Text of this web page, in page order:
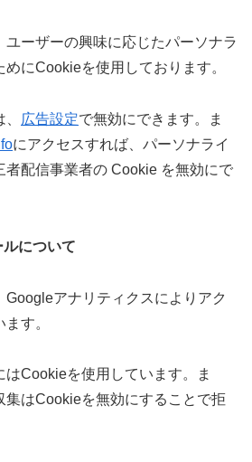
ーザーの興味に応じたパーソナラ
にCookieを使用しております。
広告設定で無効にできます。ま
にアクセスすれば、パーソナライ
者配信事業者の Cookie を無効にで
について
Googleアナリティクスによりアク
す。
はCookieを使用しています。ま
集はCookieを無効にすることで拒